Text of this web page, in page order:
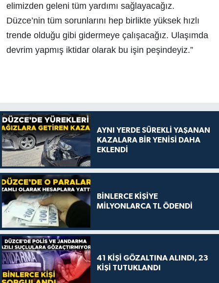
elimizden geleni tüm yardımı sağlayacağız.
Düzce’nin tüm sorunlarını hep birlikte yüksek hızlı
trende olduğu gibi gidermeye çalışacağız. Ulaşımda
devrim yapmış iktidar olarak bu işin peşindeyiz.”
AYNI YERDE SÜREKLİ YAŞANAN
KAZALARA BİR YENİSİ DAHA
EKLENDİ
BİNLERCE KİŞİYE
MİLYONLARCA TL ÖDENDİ
41 KİŞİ GÖZALTINA ALINDI, 23
KİŞİ TUTUKLANDI